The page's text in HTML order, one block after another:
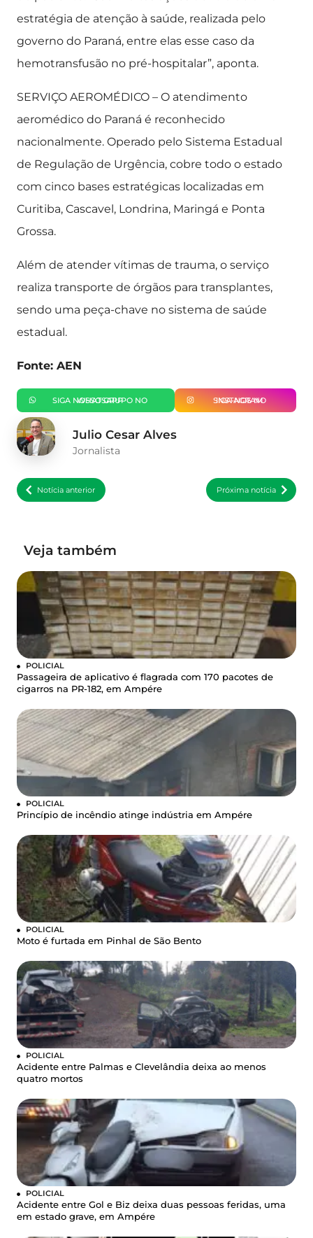
estratégia de atenção à saúde, realizada pelo
governo do Paraná, entre elas esse caso da
hemotransfusão no pré-hospitalar”, aponta.
SERVIÇO AEROMÉDICO – O atendimento
aeromédico do Paraná é reconhecido
nacionalmente. Operado pelo Sistema Estadual
de Regulação de Urgência, cobre todo o estado
com cinco bases estratégicas localizadas em
Curitiba, Cascavel, Londrina, Maringá e Ponta
Grossa.
Além de atender vítimas de trauma, o serviço
realiza transporte de órgãos para transplantes,
sendo uma peça-chave no sistema de saúde
estadual.
Fonte: AEN
SIGA NOSSO GRUPO NO WHATSAPP SIGA-NOS NO INSTAGRAM
Julio Cesar Alves
Jornalista
Notícia anterior Próxima notícia
Veja também
POLICIAL
Passageira de aplicativo é flagrada com 170 pacotes de
cigarros na PR-182, em Ampére
POLICIAL
Princípio de incêndio atinge indústria em Ampére
POLICIAL
Moto é furtada em Pinhal de São Bento
POLICIAL
Acidente entre Palmas e Clevelândia deixa ao menos
quatro mortos
POLICIAL
Acidente entre Gol e Biz deixa duas pessoas feridas, uma
em estado grave, em Ampére